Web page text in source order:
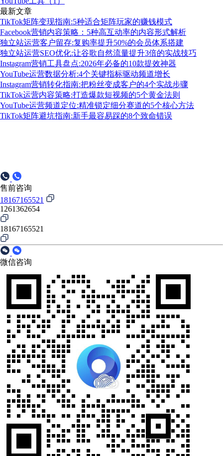
最新文章
TikTok矩阵变现指南:5种适合矩阵玩家的赚钱模式
Facebook营销内容策略：5种高互动率的内容形式解析
独立站运营客户留存:复购率提升50%的会员体系搭建
独立站运营SEO优化:让谷歌自然流量提升3倍的实战技巧
Instagram营销工具盘点:2026年必备的10款提效神器
YouTube运营数据分析:4个关键指标驱动频道增长
Instagram营销转化指南:把粉丝变成客户的4个实战步骤
TikTok运营内容策略:打造爆款短视频的5个黄金法则
YouTube运营频道定位:精准锁定细分赛道的5个核心方法
TikTok矩阵避坑指南:新手最容易踩的8个致命错误
售前咨询
18167165521
1261362654
18167165521
微信咨询